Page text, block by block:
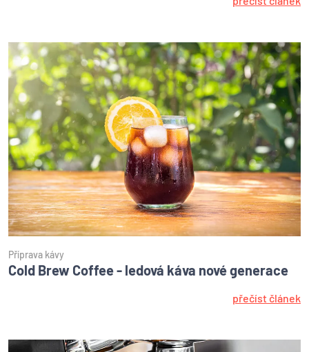
Příprava kávy
Cold Brew Coffee - ledová káva nové generace
přečíst článek